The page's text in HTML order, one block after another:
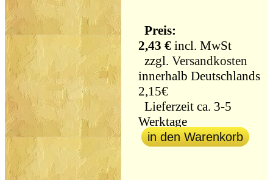
Preis:
2,43 € incl. MwSt
zzgl.Versandkosten
innerhalb Deutschlands
2,15€
Lieferzeit ca. 3-5
Werktage
in den Warenkorb